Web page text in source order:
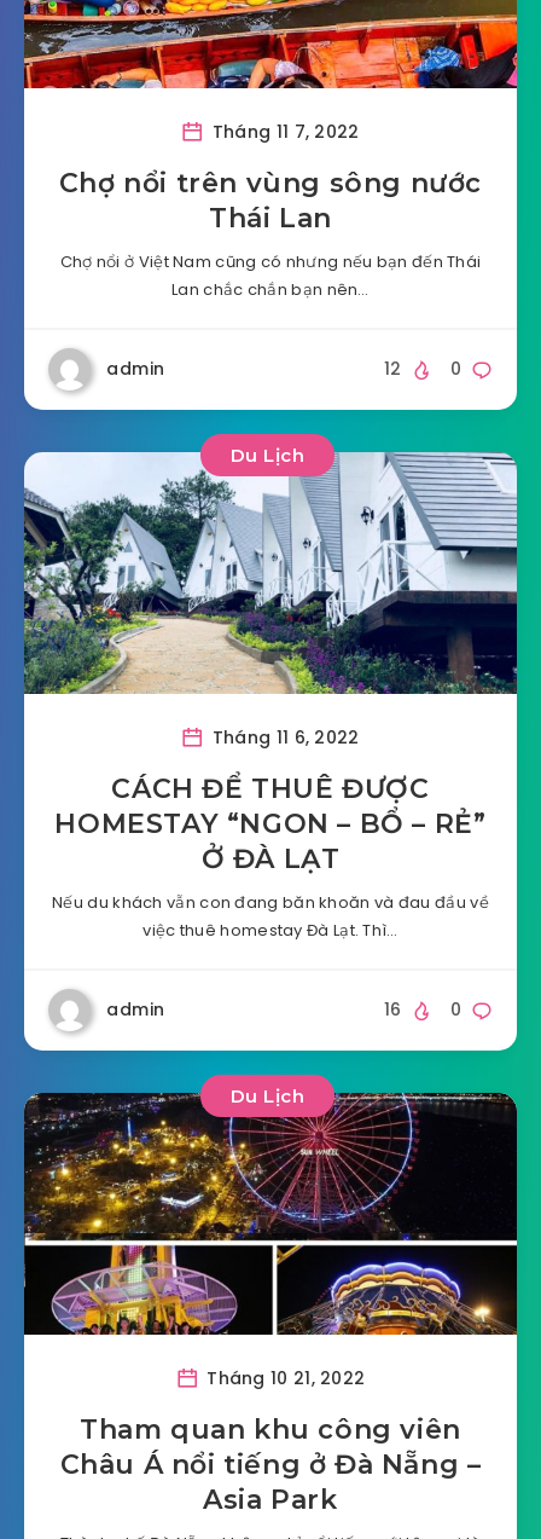
Tháng 11 7, 2022
Chợ nổi trên vùng sông nước
Thái Lan
Chợ nổi ở Việt Nam cũng có nhưng nếu bạn đến Thái
Lan chắc chắn bạn nên…
admin 0
12
Du Lịch
Tháng 11 6, 2022
CÁCH ĐỂ THUÊ ĐƯỢC
HOMESTAY “NGON – BỔ – RẺ”
Ở ĐÀ LẠT
Nếu du khách vẫn con đang băn khoăn và đau đầu về
việc thuê homestay Đà Lạt. Thì…
admin 0
16
Du Lịch
Tháng 10 21, 2022
Tham quan khu công viên
Châu Á nổi tiếng ở Đà Nẵng –
Asia Park